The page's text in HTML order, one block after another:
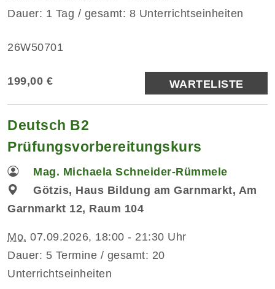
Dauer: 1 Tag / gesamt: 8 Unterrichtseinheiten
26W50701
199,00 € WARTELISTE
Deutsch B2
Prüfungsvorbereitungskurs
Mag. Michaela Schneider-Rümmele
Götzis, Haus Bildung am Garnmarkt, Am
Garnmarkt 12, Raum 104
Mo. 07.09.2026, 18:00 - 21:30 Uhr
Dauer: 5 Termine / gesamt: 20
Unterrichtseinheiten